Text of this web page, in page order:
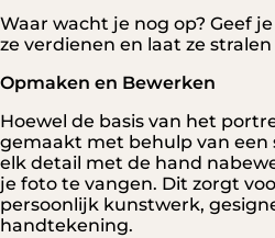
Waar wacht je nog op? Geef
ze verdienen en laat ze
Opmaken en Bewerken
Hoewel de basis van het
gemaakt met behulp van een
elk detail met de hand
je foto te vangen. Dit zorgt
persoonlijk kunstwerk,
handtekening.